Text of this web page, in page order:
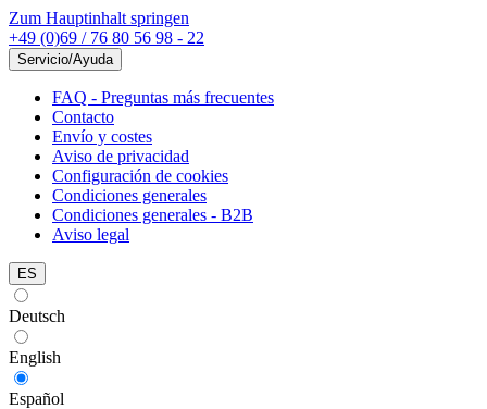
Zum Hauptinhalt springen
+49 (0)69 / 76 80 56 98 - 22
Servicio/Ayuda
FAQ - Preguntas más frecuentes
Contacto
Envío y costes
Aviso de privacidad
Configuración de cookies
Condiciones generales
Condiciones generales - B2B
Aviso legal
ES
Deutsch
English
Español